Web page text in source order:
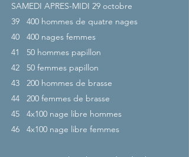
SAMEDI APRES-MIDI 29 octobre
39
400 hommes de quatre nages
40
400 nages femmes
41
50 hommes papillon
42
50 femmes papillon
43
200 hommes de brasse
44
200 femmes de brasse
45
4x100 nage libre hommes
46
4x100 nage libre femmes